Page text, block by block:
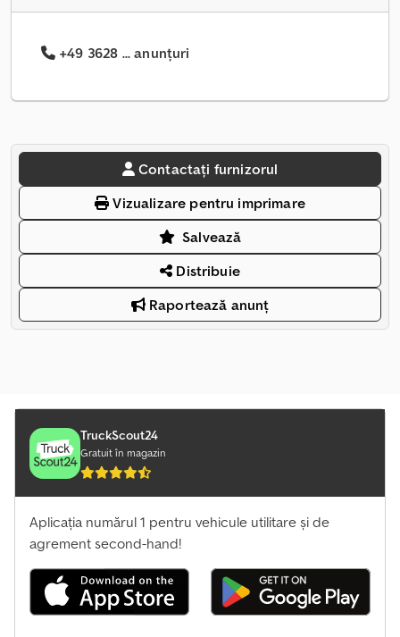
+49 3628 ... anunțuri
Contactați furnizorul
Vizualizare pentru imprimare
Salvează
Distribuie
Raportează anunț
TruckScout24
Gratuit în magazin
Aplicația numărul 1 pentru vehicule utilitare și de
agrement second-hand!